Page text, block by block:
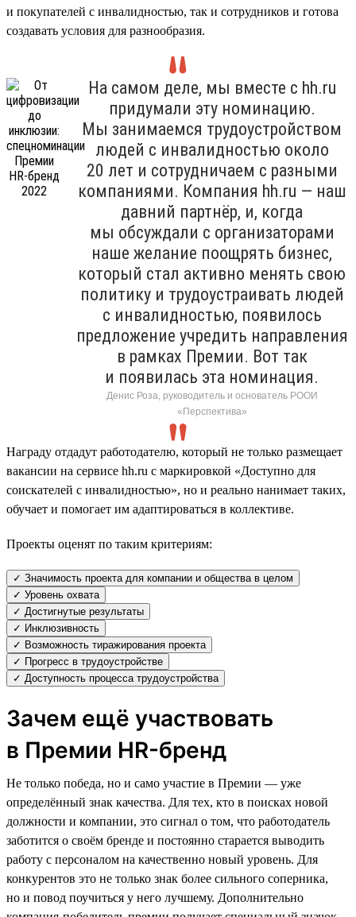
и покупателей с инвалидностью, так и сотрудников и готова
создавать условия для разнообразия.
На самом деле, мы вместе с hh.ru
придумали эту номинацию.
Мы занимаемся трудоустройством
людей с инвалидностью около
20 лет и сотрудничаем с разными
компаниями. Компания hh.ru — наш
давний партнёр, и, когда
мы обсуждали с организаторами
наше желание поощрять бизнес,
который стал активно менять свою
политику и трудоустраивать людей
с инвалидностью, появилось
предложение учредить направления
в рамках Премии. Вот так
и появилась эта номинация.
Денис Роза, руководитель и основатель РООИ
«Перспектива»
Награду отдадут работодателю, который не только размещает
вакансии на сервисе hh.ru с маркировкой «Доступно для
соискателей с инвалидностью», но и реально нанимает таких,
обучает и помогает им адаптироваться в коллективе.
Проекты оценят по таким критериям:
✓ Значимость проекта для компании и общества в целом
✓ Уровень охвата
✓ Достигнутые результаты
✓ Инклюзивность
✓ Возможность тиражирования проекта
✓ Прогресс в трудоустройстве
✓ Доступность процесса трудоустройства
Зачем ещё участвовать
в Премии HR-бренд
Не только победа, но и само участие в Премии — уже
определённый знак качества. Для тех, кто в поисках новой
должности и компании, это сигнал о том, что работодатель
заботится о своём бренде и постоянно старается выводить
работу с персоналом на качественно новый уровень. Для
конкурентов это не только знак более сильного соперника,
но и повод поучиться у него лучшему. Дополнительно